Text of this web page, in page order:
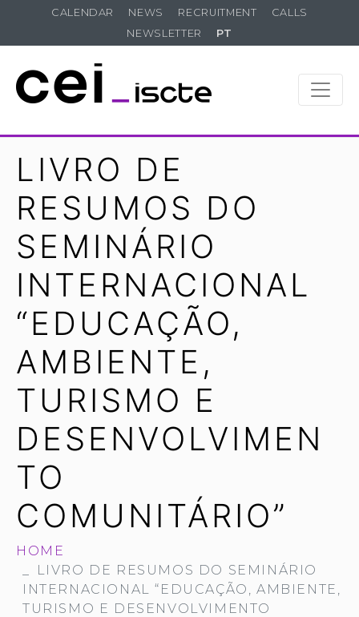
CALENDAR NEWS RECRUITMENT
CALLS
NEWSLETTER
PT
LIVRO DE
RESUMOS DO
SEMINÁRIO
INTERNACIONAL
“EDUCAÇÃO,
AMBIENTE,
TURISMO E
DESENVOLVIMEN
TO
COMUNITÁRIO”
HOME
LIVRO DE RESUMOS DO SEMINÁRIO
INTERNACIONAL “EDUCAÇÃO, AMBIENTE,
TURISMO E DESENVOLVIMENTO